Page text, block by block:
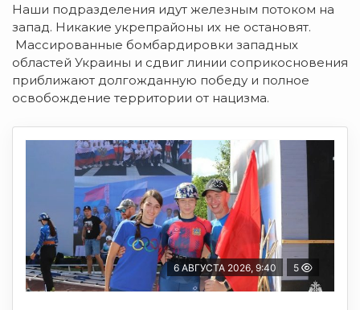
Наши подразделения идут железным потоком на
запад. Никакие укрепрайоны их не остановят.
Массированные бомбардировки западных
областей Украины и сдвиг линии соприкосновения
приближают долгожданную победу и полное
освобождение территории от нацизма.
6 АВГУСТА 2026, 9:40 5